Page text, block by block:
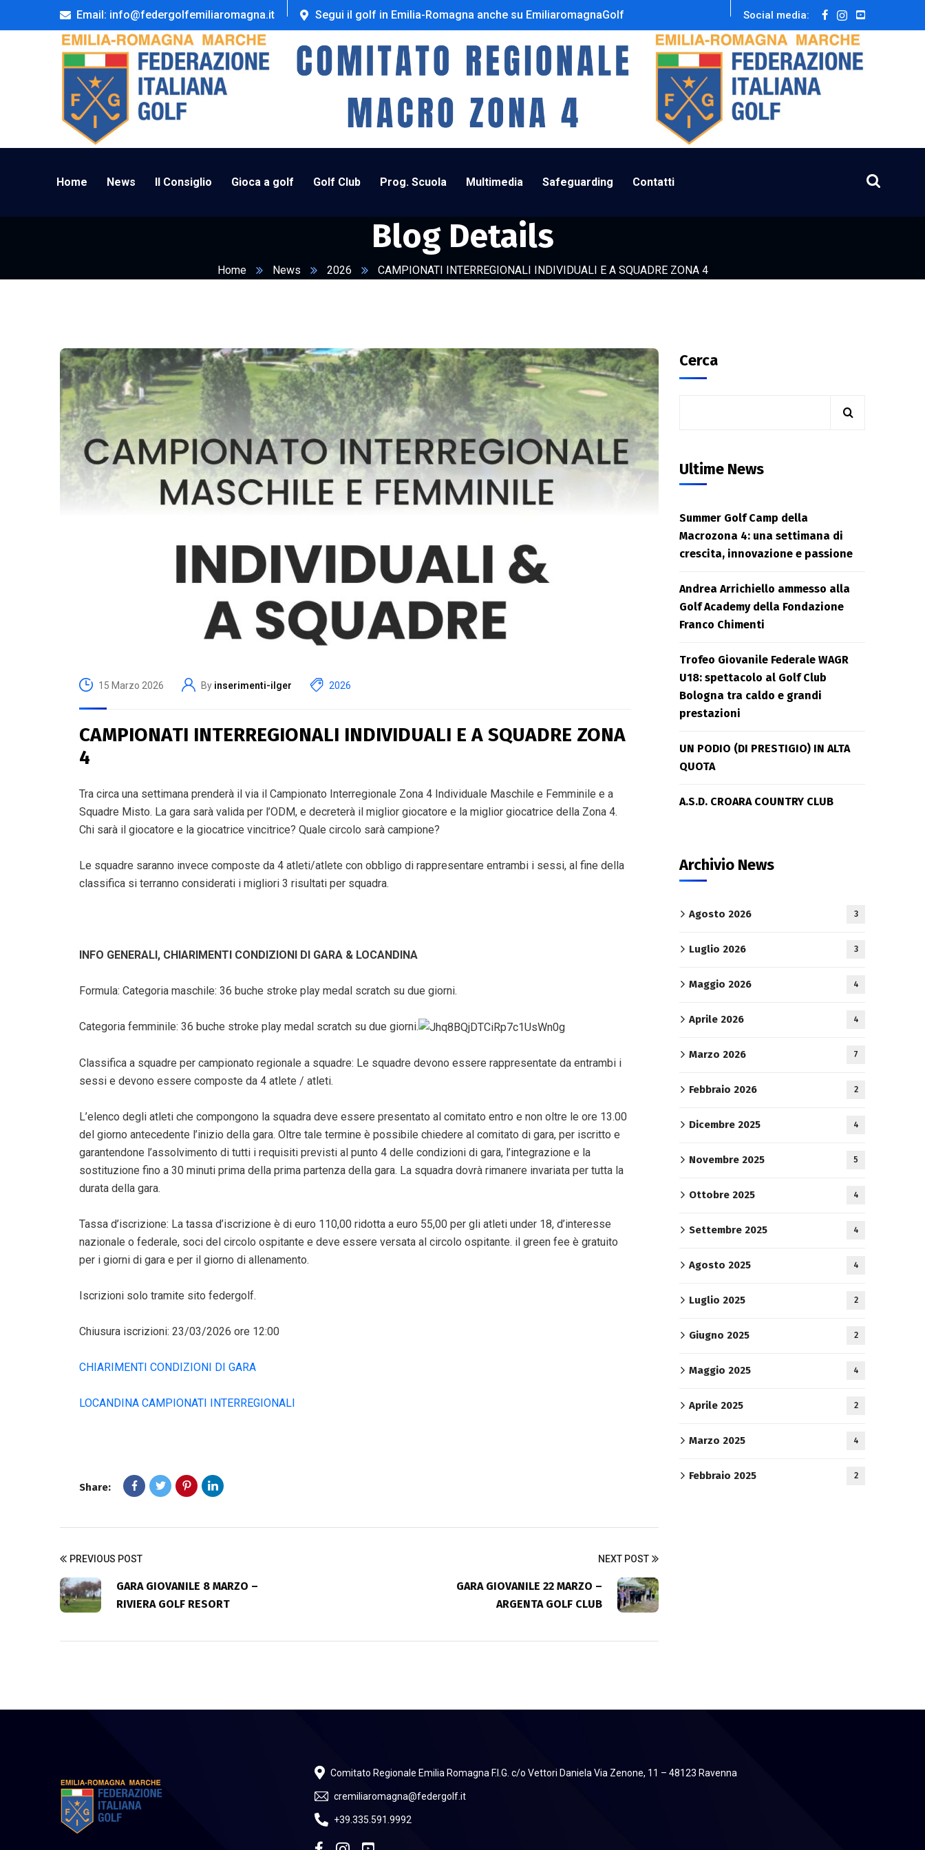
Email: info@federgolfemiliaromagna.it Segui il golf in Emilia-Romagna anche su EmiliaromagnaGolf Social media:
Home News Il Consiglio Gioca a golf Golf Club Prog. Scuola Multimedia Safeguarding Contatti
Blog Details
Home News 2026 CAMPIONATI INTERREGIONALI INDIVIDUALI E A SQUADRE ZONA 4
15 Marzo 2026 By inserimenti-ilger 2026
CAMPIONATI INTERREGIONALI INDIVIDUALI E A SQUADRE ZONA
4
Tra circa una settimana prenderà il via il Campionato Interregionale Zona 4 Individuale Maschile e Femminile e a
Squadre Misto. La gara sarà valida per l’ODM, e decreterà il miglior giocatore e la miglior giocatrice della Zona 4.
Chi sarà il giocatore e la giocatrice vincitrice? Quale circolo sarà campione?
Le squadre saranno invece composte da 4 atleti/atlete con obbligo di rappresentare entrambi i sessi, al fine della
classifica si terranno considerati i migliori 3 risultati per squadra.
INFO GENERALI, CHIARIMENTI CONDIZIONI DI GARA & LOCANDINA
Formula: Categoria maschile: 36 buche stroke play medal scratch su due giorni.
Categoria femminile: 36 buche stroke play medal scratch su due giorni.
Classifica a squadre per campionato regionale a squadre: Le squadre devono essere rappresentate da entrambi i
sessi e devono essere composte da 4 atlete / atleti.
L’elenco degli atleti che compongono la squadra deve essere presentato al comitato entro e non oltre le ore 13.00
del giorno antecedente l’inizio della gara. Oltre tale termine è possibile chiedere al comitato di gara, per iscritto e
garantendone l’assolvimento di tutti i requisiti previsti al punto 4 delle condizioni di gara, l’integrazione e la
sostituzione fino a 30 minuti prima della prima partenza della gara. La squadra dovrà rimanere invariata per tutta la
durata della gara.
Tassa d’iscrizione: La tassa d’iscrizione è di euro 110,00 ridotta a euro 55,00 per gli atleti under 18, d’interesse
nazionale o federale, soci del circolo ospitante e deve essere versata al circolo ospitante. il green fee è gratuito
per i giorni di gara e per il giorno di allenamento.
Iscrizioni solo tramite sito federgolf.
Chiusura iscrizioni: 23/03/2026 ore 12:00
CHIARIMENTI CONDIZIONI DI GARA
LOCANDINA CAMPIONATI INTERREGIONALI
Share:
PREVIOUS POST
GARA GIOVANILE 8 MARZO –
RIVIERA GOLF RESORT
NEXT POST
GARA GIOVANILE 22 MARZO –
ARGENTA GOLF CLUB
Cerca
Ultime News
Summer Golf Camp della
Macrozona 4: una settimana di
crescita, innovazione e passione
Andrea Arrichiello ammesso alla
Golf Academy della Fondazione
Franco Chimenti
Trofeo Giovanile Federale WAGR
U18: spettacolo al Golf Club
Bologna tra caldo e grandi
prestazioni
UN PODIO (DI PRESTIGIO) IN ALTA
QUOTA
A.S.D. CROARA COUNTRY CLUB
Archivio News
Agosto 2026 3
Luglio 2026 3
Maggio 2026 4
Aprile 2026 4
Marzo 2026 7
Febbraio 2026 2
Dicembre 2025 4
Novembre 2025 5
Ottobre 2025 4
Settembre 2025 4
Agosto 2025 4
Luglio 2025 2
Giugno 2025 2
Maggio 2025 4
Aprile 2025 2
Marzo 2025 4
Febbraio 2025 2
Comitato Regionale Emilia Romagna F.I.G. c/o Vettori Daniela Via Zenone, 11 – 48123 Ravenna
cremiliaromagna@federgolf.it
+39.335.591.9992